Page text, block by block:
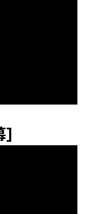
]